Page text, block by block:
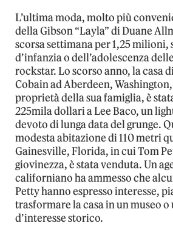
L’ultima moda, molto più
della Gibson “Layla” di Duane
scorsa settimana per 1,25 milioni,
d’infanzia o dell’adolescenza
rockstar. Lo scorso anno, la casa
Cobain ad Aberdeen,
proprietà della sua famiglia, è
225mila dollari a Lee Baco, un
devoto di lunga data del grunge.
modesta abitazione di 110 metri
Gainesville, Florida, in cui Tom
giovinezza, è stata venduta. Un
californiano ha ammesso che
Petty hanno espresso interesse,
trasformare la casa in un museo o
d’interesse storico.